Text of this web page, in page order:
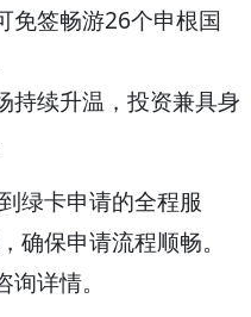
免签畅游26个申根国
持续升温，投资兼具身
绿卡申请的全程服
确保申请流程顺畅。
询详情。